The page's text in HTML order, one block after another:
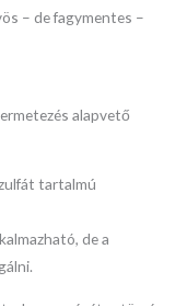
– de fagymentes –
alapvető
tartalmú
de a